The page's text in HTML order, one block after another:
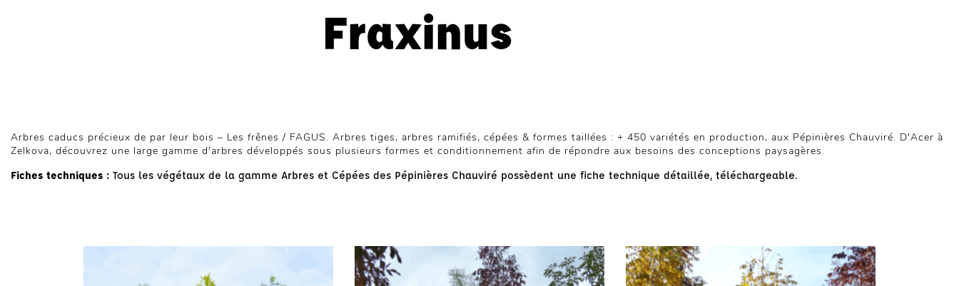
Fraxinus
Arbres caducs précieux de par leur bois – Les frênes / FAGUS. Arbres tiges, arbres ramifiés, cépées & formes taillées : + 450 variétés en production, aux Pépinières Chauviré. D'Acer à
Zelkova, découvrez une large gamme d'arbres développés sous plusieurs formes et conditionnement afin de répondre aux besoins des conceptions paysagères.
Fiches techniques : Tous les végétaux de la gamme Arbres et Cépées des Pépinières Chauviré possèdent une fiche technique détaillée, téléchargeable.